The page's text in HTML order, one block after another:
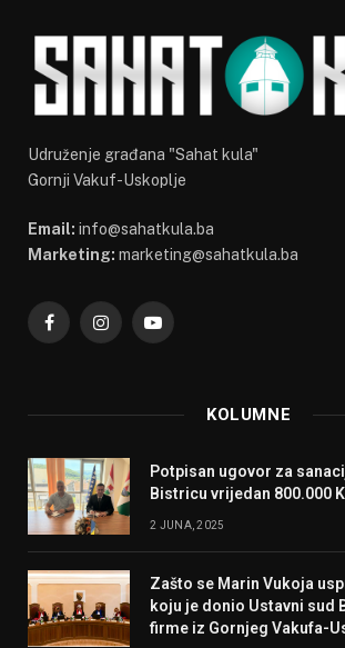
Udruženje građana "Sahat kula"
Gornji Vakuf-Uskoplje
Email: info@sahatkula.ba
Marketing: marketing@sahatkula.ba
FacebookInstagramYouTube
KOLUMNE
Potpisan ugovor za
Bistricu vrijedan 800.000
2 JUNA, 2025
Zašto se Marin Vukoja
koju je donio Ustavni sud
firme iz Gornjeg Vakufa-